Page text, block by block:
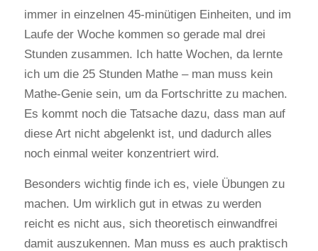
immer in einzelnen 45-minütigen Einheiten, und im
Laufe der Woche kommen so gerade mal drei
Stunden zusammen. Ich hatte Wochen, da lernte
ich um die 25 Stunden Mathe – man muss kein
Mathe-Genie sein, um da Fortschritte zu machen.
Es kommt noch die Tatsache dazu, dass man auf
diese Art nicht abgelenkt ist, und dadurch alles
noch einmal weiter konzentriert wird.
Besonders wichtig finde ich es, viele Übungen zu
machen. Um wirklich gut in etwas zu werden
reicht es nicht aus, sich theoretisch einwandfrei
damit auszukennen. Man muss es auch praktisch